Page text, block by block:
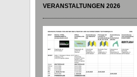
VERANSTALTUNGEN 2026